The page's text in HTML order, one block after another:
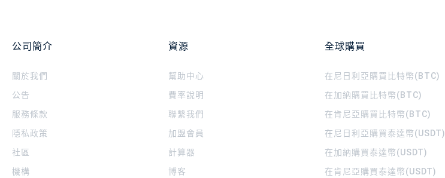
公司簡介
關於我們
公告
服務條款
隱私政策
社區
機構
資源
幫助中心
費率說明
聯繫我們
加盟會員
計算器
博客
全球購買
在尼日利亞購買比特幣(BTC)
在加納購買比特幣(BTC)
在肯尼亞購買比特幣(BTC)
在尼日利亞購買泰達幣(USDT)
在加納購買泰達幣(USDT)
在肯尼亞購買泰達幣(USDT)